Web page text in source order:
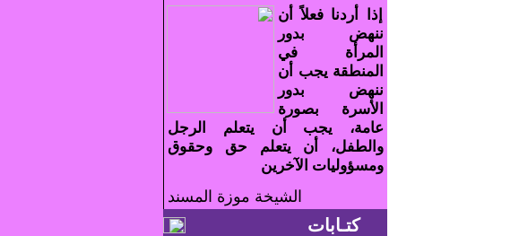
إذا أردنا فعلاً أن
ننهض بدور
المرأة في
المنطقة يجب أن
ننهض بدور
الأسرة بصورة
عامة، يجب أن يتعلم الرجل
والطفل، أن يتعلم حق وحقوق
ومسؤوليات الآخرين
الشيخة موزة المسند
كتـابات